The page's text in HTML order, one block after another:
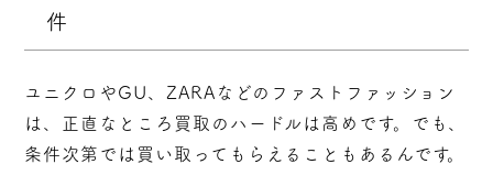
件
ユニクロやGU、ZARAなどのファストファッション
は、正直なところ買取のハードルは高めです。でも、
条件次第では買い取ってもらえることもあるんです。